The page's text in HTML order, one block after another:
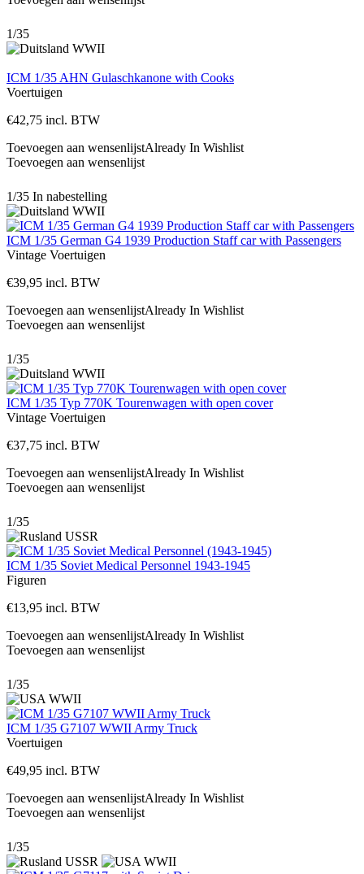
1/35
ICM 1/35 AHN Gulaschkanone with Cooks
Voertuigen
€42,75 incl. BTW
Toevoegen aan wensenlijstAlready In Wishlist
Toevoegen aan wensenlijst
1/35 In nabestelling
ICM 1/35 German G4 1939 Production Staff car with Passengers
Vintage Voertuigen
€39,95 incl. BTW
Toevoegen aan wensenlijstAlready In Wishlist
Toevoegen aan wensenlijst
1/35
ICM 1/35 Typ 770K Tourenwagen with open cover
Vintage Voertuigen
€37,75 incl. BTW
Toevoegen aan wensenlijstAlready In Wishlist
Toevoegen aan wensenlijst
1/35
ICM 1/35 Soviet Medical Personnel 1943-1945
Figuren
€13,95 incl. BTW
Toevoegen aan wensenlijstAlready In Wishlist
Toevoegen aan wensenlijst
1/35
ICM 1/35 G7107 WWII Army Truck
Voertuigen
€49,95 incl. BTW
Toevoegen aan wensenlijstAlready In Wishlist
Toevoegen aan wensenlijst
1/35